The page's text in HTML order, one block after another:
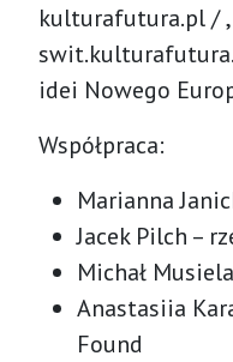
kulturafutura.pl /
idei Nowego
Współpraca:
Marianna
Jacek Pilch –
Michał
Anastasiia
Found